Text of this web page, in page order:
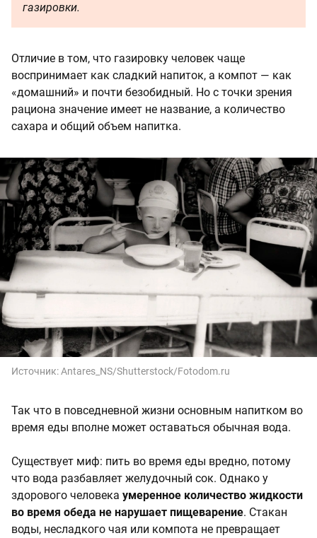
газировки.
Отличие в том, что газировку человек чаще
воспринимает как сладкий напиток, а компот — как
«домашний» и почти безобидный. Но с точки зрения
рациона значение имеет не название, а количество
сахара и общий объем напитка.
Источник:Antares_NS/Shutterstock/Fotodom.ru
Так что в повседневной жизни основным напитком во
время еды вполне может оставаться обычная вода.
Существует миф: пить во время еды вредно, потому
что вода разбавляет желудочный сок. Однако у
здорового человека умеренное количество жидкости
во время обеда не нарушает пищеварение. Стакан
воды, несладкого чая или компота не превращает